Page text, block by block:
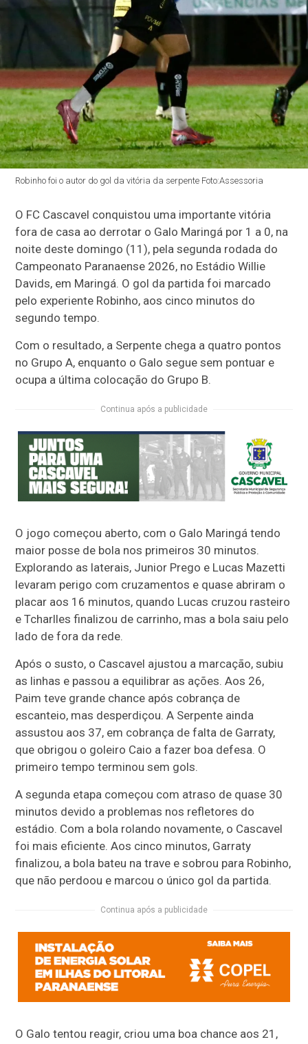
Robinho foi o autor do gol da vitória da serpente Foto:Assessoria
O FC Cascavel conquistou uma importante vitória
fora de casa ao derrotar o Galo Maringá por 1 a 0, na
noite deste domingo (11), pela segunda rodada do
Campeonato Paranaense 2026, no Estádio Willie
Davids, em Maringá. O gol da partida foi marcado
pelo experiente Robinho, aos cinco minutos do
segundo tempo.
Com o resultado, a Serpente chega a quatro pontos
no Grupo A, enquanto o Galo segue sem pontuar e
ocupa a última colocação do Grupo B.
Continua após a publicidade
O jogo começou aberto, com o Galo Maringá tendo
maior posse de bola nos primeiros 30 minutos.
Explorando as laterais, Junior Prego e Lucas Mazetti
levaram perigo com cruzamentos e quase abriram o
placar aos 16 minutos, quando Lucas cruzou rasteiro
e Tcharlles finalizou de carrinho, mas a bola saiu pelo
lado de fora da rede.
Após o susto, o Cascavel ajustou a marcação, subiu
as linhas e passou a equilibrar as ações. Aos 26,
Paim teve grande chance após cobrança de
escanteio, mas desperdiçou. A Serpente ainda
assustou aos 37, em cobrança de falta de Garraty,
que obrigou o goleiro Caio a fazer boa defesa. O
primeiro tempo terminou sem gols.
A segunda etapa começou com atraso de quase 30
minutos devido a problemas nos refletores do
estádio. Com a bola rolando novamente, o Cascavel
foi mais eficiente. Aos cinco minutos, Garraty
finalizou, a bola bateu na trave e sobrou para Robinho,
que não perdoou e marcou o único gol da partida.
Continua após a publicidade
O Galo tentou reagir, criou uma boa chance aos 21,